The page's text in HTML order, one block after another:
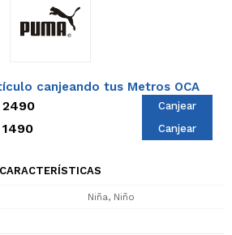
canjeando tus Metros OCA
Canjear
Canjear
CARACTERÍSTICAS
Niña, Niño